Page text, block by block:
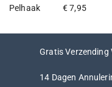
5.00van
€7,95
Gratis Verzending
14 Dagen